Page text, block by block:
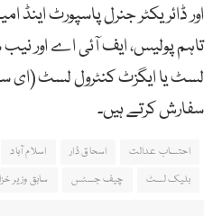
اور ڈائریکٹر جنرل پاسپورٹ
تاہم پولیس، ایف آئی اے اور
لسٹ یا ایگزٹ کنٹرول لسٹ (ای
سفارش کرتے ہیں۔
احتساب عدالت اسحاق ڈار اسلام آباد
بلیک لسٹ
چیف جسٹس سابق وزیر